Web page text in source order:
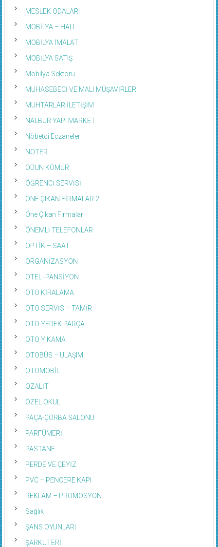
MESLEK ODALARI
MOBİLYA – HALI
MOBİLYA İMALAT
MOBİLYA SATIŞ
Mobilya Sektörü
MUHASEBECİ VE MALİ MÜŞAVİRLER
MUHTARLAR İLETİŞİM
NALBUR YAPI MARKET
Nöbetci Eczaneler
NOTER
ODUN KÖMÜR
ÖĞRENCİ SERVİSİ
ÖNE ÇIKAN FİRMALAR 2
Öne Çıkan Firmalar
ÖNEMLİ TELEFONLAR
OPTİK – SAAT
ORGANİZASYON
OTEL -PANSİYON
OTO KİRALAMA
OTO SERVİS – TAMİR
OTO YEDEK PARÇA
OTO YIKAMA
OTOBÜS – ULAŞIM
OTOMOBİL
OZALİT
ÖZEL OKUL
PAÇA-ÇORBA SALONU
PARFÜMERİ
PASTANE
PERDE VE ÇEYİZ
PVC – PENCERE KAPI
REKLAM – PROMOSYON
Sağlık
ŞANS OYUNLARI
ŞARKÜTERİ